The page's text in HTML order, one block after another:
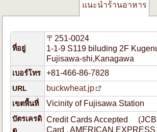
แนะนำร้านอาหาร
ที่อยู่
〒251-0024
1-1-9 S119 biluding 2F
Fujisawa-shi,Kanagawa
เบอร์โทร +81-466-86-7828
URL buckwheat.jp
เขตพื้นที่ Vicinity of Fujisawa Station
บัตรเครดิ Credit Cards Accepted (JCB
Card , AMERICAN